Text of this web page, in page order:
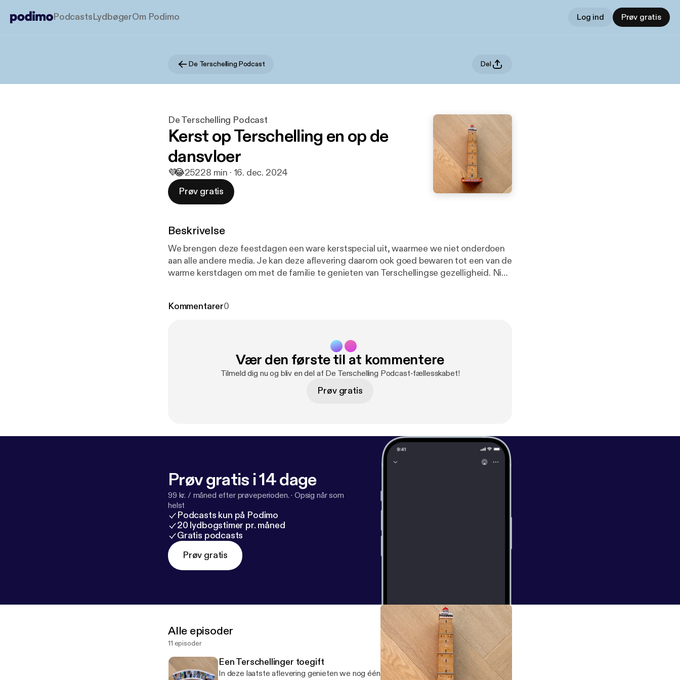
PodcastsLydbøgerOm Podimo Log ind Prøv gratis
De Terschelling Podcast Del
De Terschelling Podcast
Kerst op Terschelling en op de
dansvloer
💜😂25228 min · 16. dec. 2024
Prøv gratis
Beskrivelse
We brengen deze feestdagen een ware kerstspecial uit, waarmee we niet onderdoen
aan alle andere media. Je kan deze aflevering daarom ook goed bewaren tot een van de
warme kerstdagen om met de familie te genieten van Terschellingse gezelligheid. Niet
Kommentarer0
Vær den første til at kommentere
Tilmeld dig nu og bliv en del af De Terschelling Podcast-fællesskabet!
Prøv gratis
Prøv gratis i 14 dage
99 kr. / måned efter prøveperioden. · Opsig når som
helst
Podcasts kun på Podimo
20 lydbogstimer pr. måned
Gratis podcasts
Prøv gratis
Alle episoder
11 episoder
Een Terschellinger toegift
In deze laatste aflevering genieten we nog één keer van Terschelling. We denken na